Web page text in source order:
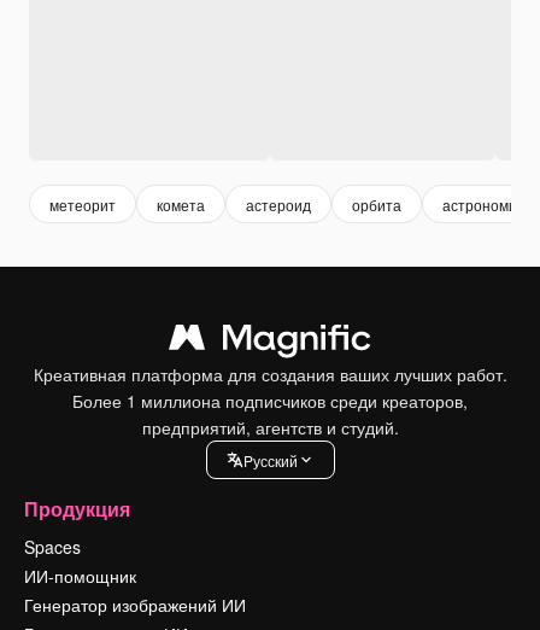
метеорит комета астероид орбита астрономия
Креативная платформа для создания ваших лучших работ.
Более 1 миллиона подписчиков среди креаторов,
предприятий, агентств и студий.
Pусский
Продукция
Spaces
ИИ-помощник
Генератор изображений ИИ